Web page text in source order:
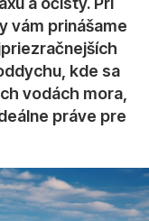
vám prinášame
kde sa
vodách mora,
práve pre